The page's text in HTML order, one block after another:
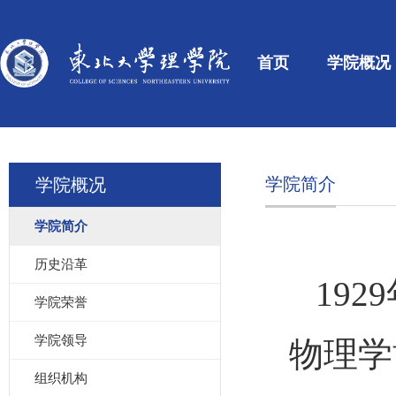
首页 学院概况
学院概况
学院简介
历史沿革
学院荣誉
学院领导
组织机构
学院简介
1929
物理